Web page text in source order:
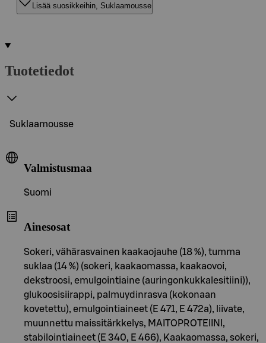
Lisää suosikkeihin, Suklaamousse
Tuotetiedot
Suklaamousse
Valmistusmaa
Suomi
Ainesosat
Sokeri, vähärasvainen kaakaojauhe (18 %), tumma
suklaa (14 %) (sokeri, kaakaomassa, kaakaovoi,
dekstroosi, emulgointiaine (auringonkukkalesitiini)),
glukoosisiirappi, palmuydinrasva (kokonaan
kovetettu), emulgointiaineet (E 471, E 472a), liivate,
muunnettu maissitärkkelys, MAITOPROTEIINI,
stabilointiaineet (E 340, E 466), Kaakaomassa, sokeri,